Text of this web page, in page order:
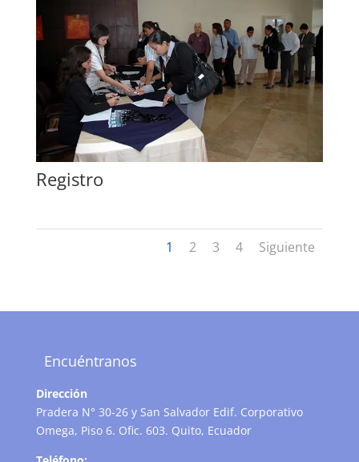
Registro
1 2 3 4 Siguiente
Encuéntranos
Dirección
Pradera N° 30-26 y San Salvador Edif. Corporativo
Omega, Piso 6. Ofic. 603. Quito, Ecuador